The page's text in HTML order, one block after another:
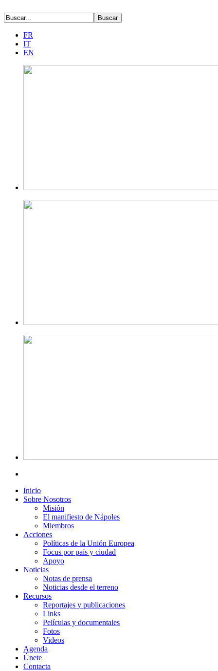
FR
IT
EN
Inicio
Sobre Nosotros
Misión
El manifiesto de Nápoles
Miembros
Acciones
Políticas de la Unión Europea
Focus por país y ciudad
Apoyo
Noticias
Notas de prensa
Noticias desde el terreno
Recursos
Reportajes y publicaciones
Links
Películas y documentales
Fotos
Videos
Agenda
Únete
Contacta